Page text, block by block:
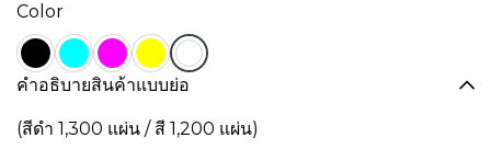
Color
คำอธิบายสินค้าแบบย่อ
(สีดำ 1,300 แผ่น / สี 1,200 แผ่น)